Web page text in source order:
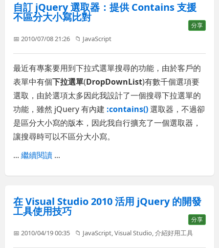
自訂 jQuery 選取器：提供 Contains 支援
不區分大小寫比對
分享
📅 2010/07/08 21:26 📁 JavaScript
最近有專案要用到下拉式選單搜尋的功能，由於客戶的
表單中有個下拉選單(DropDownList)有數千個選項要
選取，由於選項太多因此我設計了一個搜尋下拉選單的
功能，雖然 jQuery 有內建 :contains()選取器，不過卻
是區分大小寫的版本，因此我自行擴充了一個選取器，
讓搜尋時可以不區分大小寫。
...繼續閱讀 ...
在 Visual Studio 2010 活用 jQuery 的開發
工具使用技巧
分享
📅 2010/04/19 00:35 📁 JavaScript,Visual Studio,介紹好用工具